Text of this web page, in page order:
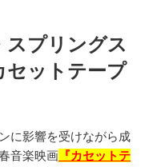
スプリングス
セットテープ
に影響を受けながら成
音楽映画 『カセットテ